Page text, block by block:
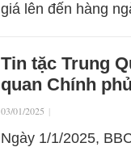
giá lên đến hàng
Tin tặc Trung
quan Chính
03/01/2025 |
Ngày 1/1/2025,